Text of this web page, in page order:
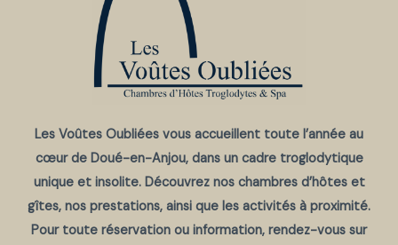
Les Voûtes Oubliées vous accueillent toute l’année au
cœur de Doué-en-Anjou, dans un cadre troglodytique
unique et insolite. Découvrez nos chambres d’hôtes et
gîtes, nos prestations, ainsi que les activités à proximité.
Pour toute réservation ou information, rendez-vous sur